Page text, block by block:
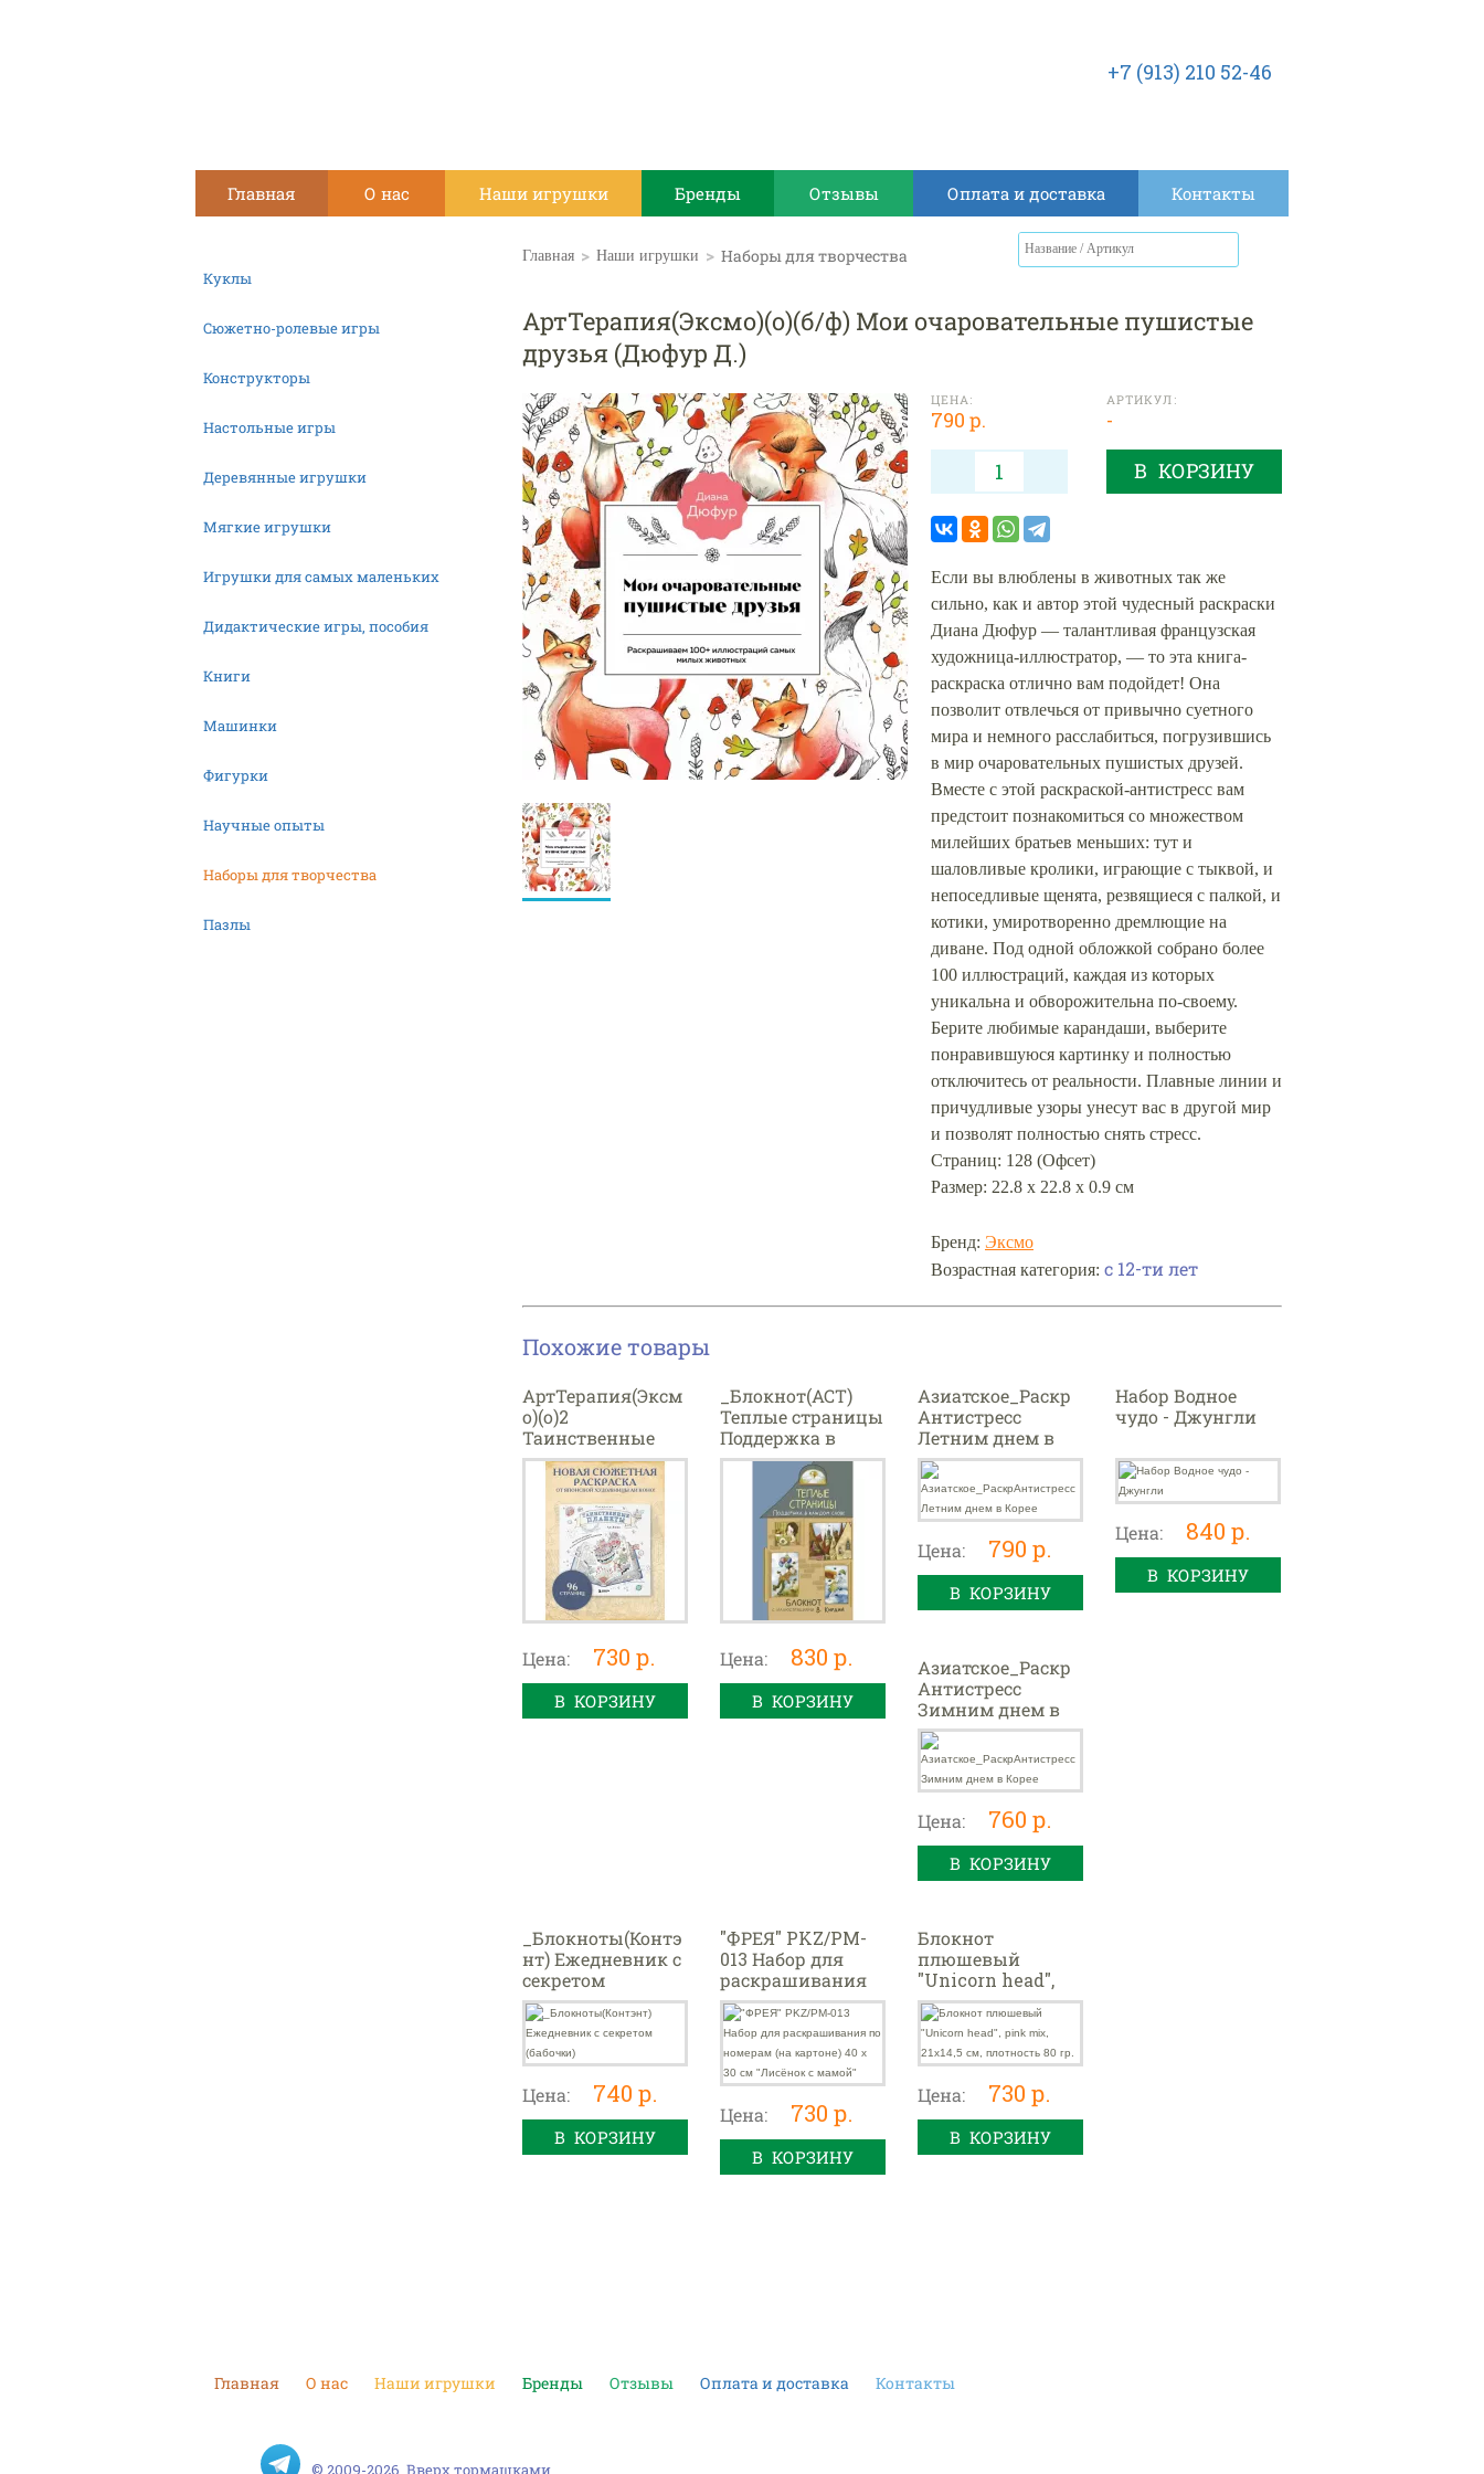
+7 (913) 210 52-46
Главная О нас Наши игрушки Бренды Отзывы Оплата и доставка Контакты
Главная > Наши игрушки > Наборы для творчества
АртТерапия(Эксмо)(о)(б/ф) Мои очаровательные пушистые
друзья (Дюфур Д.)
ЦЕНА:
790 р.
АРТИКУЛ:
-
В КОРЗИНУ
Если вы влюблены в животных так же
сильно, как и автор этой чудесный раскраски
Диана Дюфур — талантливая французская
художница-иллюстратор, — то эта книга-
раскраска отлично вам подойдет! Она
позволит отвлечься от привычно суетного
мира и немного расслабиться, погрузившись
в мир очаровательных пушистых друзей.
Вместе с этой раскраской-антистресс вам
предстоит познакомиться со множеством
милейших братьев меньших: тут и
шаловливые кролики, играющие с тыквой, и
непоседливые щенята, резвящиеся с палкой, и
котики, умиротворенно дремлющие на
диване. Под одной обложкой собрано более
100 иллюстраций, каждая из которых
уникальна и обворожительна по-своему.
Берите любимые карандаши, выберите
понравившуюся картинку и полностью
отключитесь от реальности. Плавные линии и
причудливые узоры унесут вас в другой мир
и позволят полностью снять стресс.
Страниц: 128 (Офсет)
Размер: 22.8 х 22.8 х 0.9 см
Бренд: Эксмо
Возрастная категория: с 12-ти лет
Похожие товары
АртТерапия(Эксм
о)(о)2
Таинственные
планеты (худ.Аи
Коно)
Цена: 730 р.
В КОРЗИНУ
_Блокнот(АСТ)
Теплые страницы
Поддержка в
каждом слове
(худ.Кирдий В.Э.)
Цена: 830 р.
В КОРЗИНУ
Азиатское_Раскр
Антистресс
Летним днем в
Корее
Цена: 790 р.
В КОРЗИНУ
Набор Водное
чудо - Джунгли
Цена: 840 р.
В КОРЗИНУ
Азиатское_Раскр
Антистресс
Зимним днем в
Корее
Цена: 760 р.
В КОРЗИНУ
_Блокноты(Контэ
нт) Ежедневник с
секретом
(бабочки)
Цена: 740 р.
В КОРЗИНУ
"ФРЕЯ" PKZ/PM-
013 Набор для
раскрашивания
по номерам (на
картоне) 40 х 30
см "Лисёнок с
мамой"
Цена: 730 р.
В КОРЗИНУ
Блокнот
плюшевый
"Unicorn head",
pink mix, 21х14,5
см, плотность 80
гр.
Цена: 730 р.
В КОРЗИНУ
Куклы
Сюжетно-ролевые игры
Конструкторы
Настольные игры
Деревянные игрушки
Мягкие игрушки
Игрушки для самых маленьких
Дидактические игры, пособия
Книги
Машинки
Фигурки
Научные опыты
Наборы для творчества
Пазлы
Главная О нас Наши игрушки Бренды Отзывы Оплата и доставка Контакты
© 2009-2026, Вверх тормашками